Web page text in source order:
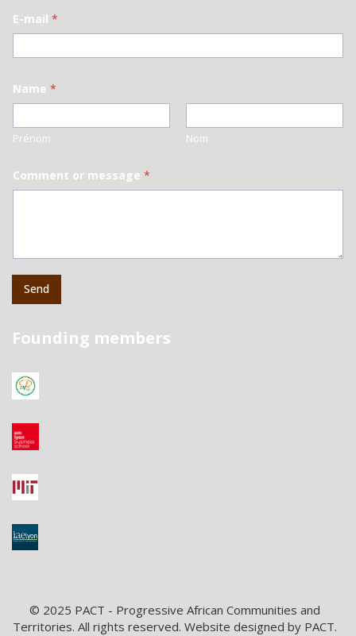
E-mail *
Name *
Prénom Nom
Comment or message *
Send
Founding members
© 2025 PACT - Progressive African Communities and
Territories. All rights reserved. Website designed by PACT.